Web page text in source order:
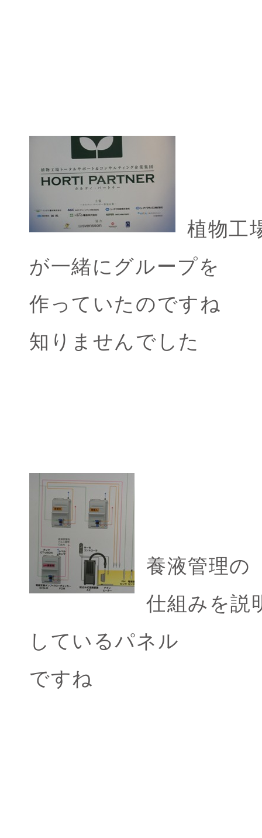
植物工
が一緒にグループを
作っていたのですね
知りませんでした
養液管理の
仕組みを説
しているパネル
ですね